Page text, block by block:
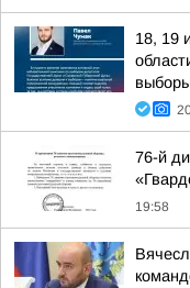
18, 19
76-й
19:58